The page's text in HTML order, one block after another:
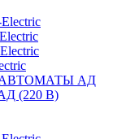
АД
(220 В)